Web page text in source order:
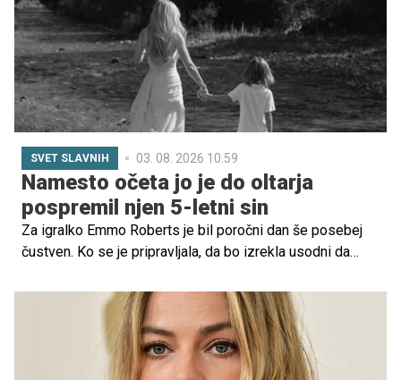
SVET SLAVNIH 03. 08. 2026 10.59
Namesto očeta jo je do oltarja
pospremil njen 5-letni sin
Za igralko Emmo Roberts je bil poročni dan še posebej
čustven. Ko se je pripravljala, da bo izrekla usodni da
moški v njenem življenju, njen petletni sin Rhodes, ki jo je
pospremil do oltarja.